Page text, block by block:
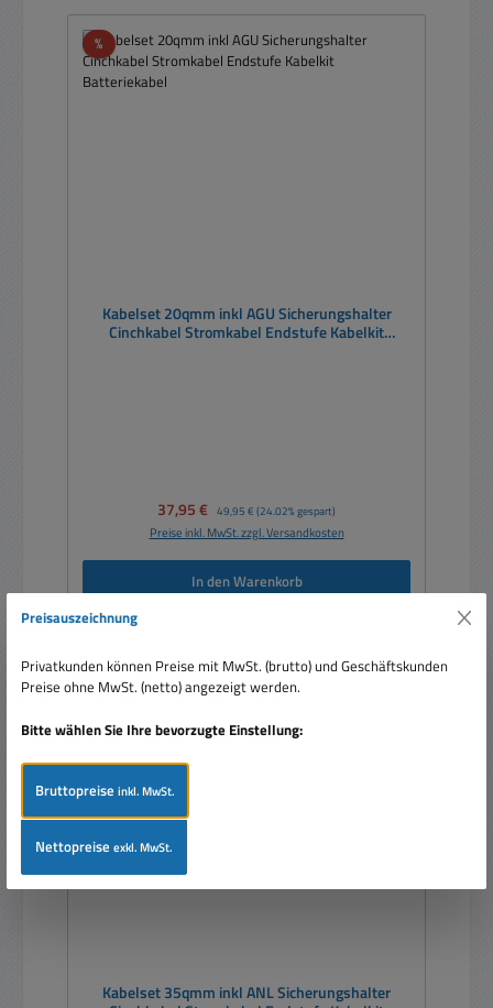
%Rabatt
Kabelset 20qmm inkl AGU Sicherungshalter
Cinchkabel Stromkabel Endstufe Kabelkit
Verkaufspreis:
37,95 € Regulärer Preis:
49,95 € (24.02% gespart)
Preise inkl. MwSt. zzgl. Versandkosten
In den Warenkorb
Rabatt
Tipp
Kabelset 35qmm inkl ANL Sicherungshalter
Preisauszeichnung
Privatkunden können Preise mit MwSt. (brutto) und Geschäftskunden
Preise ohne MwSt. (netto) angezeigt werden.
Bitte wählen Sie Ihre bevorzugte Einstellung:
Bruttopreiseinkl. MwSt.
Nettopreiseexkl. MwSt.